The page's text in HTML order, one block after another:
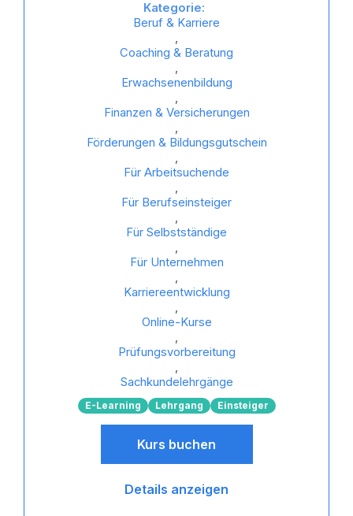
Kategorie:
Beruf & Karriere
,
Coaching & Beratung
,
Erwachsenenbildung
,
Finanzen & Versicherungen
,
Förderungen & Bildungsgutschein
,
Für Arbeitsuchende
,
Für Berufseinsteiger
,
Für Selbstständige
,
Für Unternehmen
,
Karriereentwicklung
,
Online-Kurse
,
Prüfungsvorbereitung
,
Sachkundelehrgänge
E-Learning Lehrgang Einsteiger
Kurs buchen
Details anzeigen